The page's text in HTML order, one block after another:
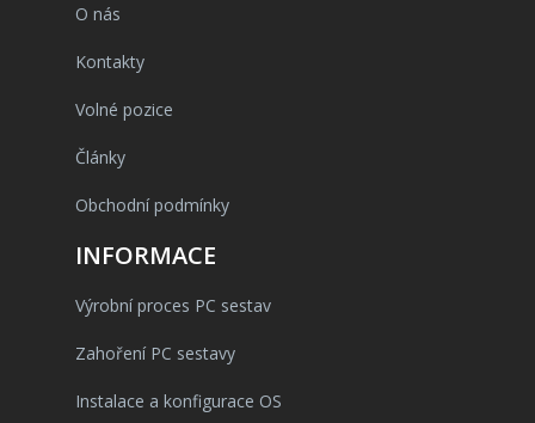
O nás
Kontakty
Volné pozice
Články
Obchodní podmínky
INFORMACE
Výrobní proces PC sestav
Zahoření PC sestavy
Instalace a konfigurace OS